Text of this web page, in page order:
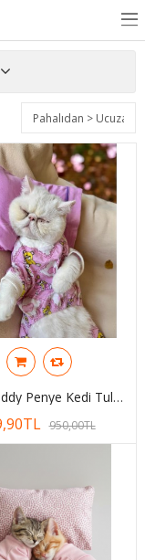
Toad Teddy Penye Kedi Tulum Ve Yastık Takım Uyku Seti
950,00TL